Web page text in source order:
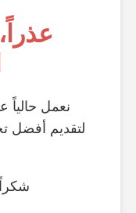
نعمل حالياً
لتقديم أفضل